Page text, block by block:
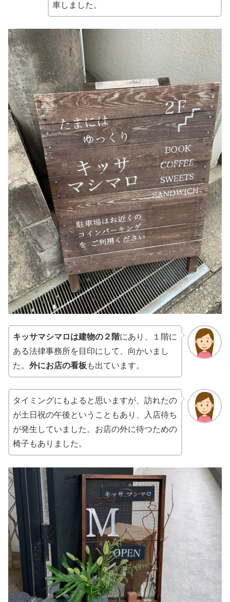
車しました。
キッサマシマロは建物の２階にあり、１階に
ある法律事務所を目印にして、向かいまし
た。 外にお店の看板 も出ています。
タイミングにもよると思いますが、訪れたの
が土日祝の午後ということもあり、入店待ち
が発生していました。お店の外に待つための
椅子もありました。